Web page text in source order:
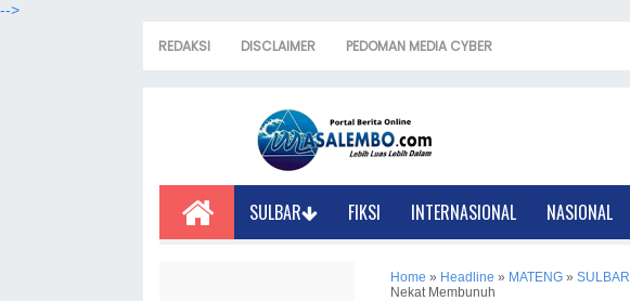
-->
REDAKSI DISCLAIMER PEDOMAN MEDIA CYBER
SULBAR FIKSI INTERNASIONAL NASIONAL
Home » Headline » MATENG » SULBAR
Nekat Membunuh